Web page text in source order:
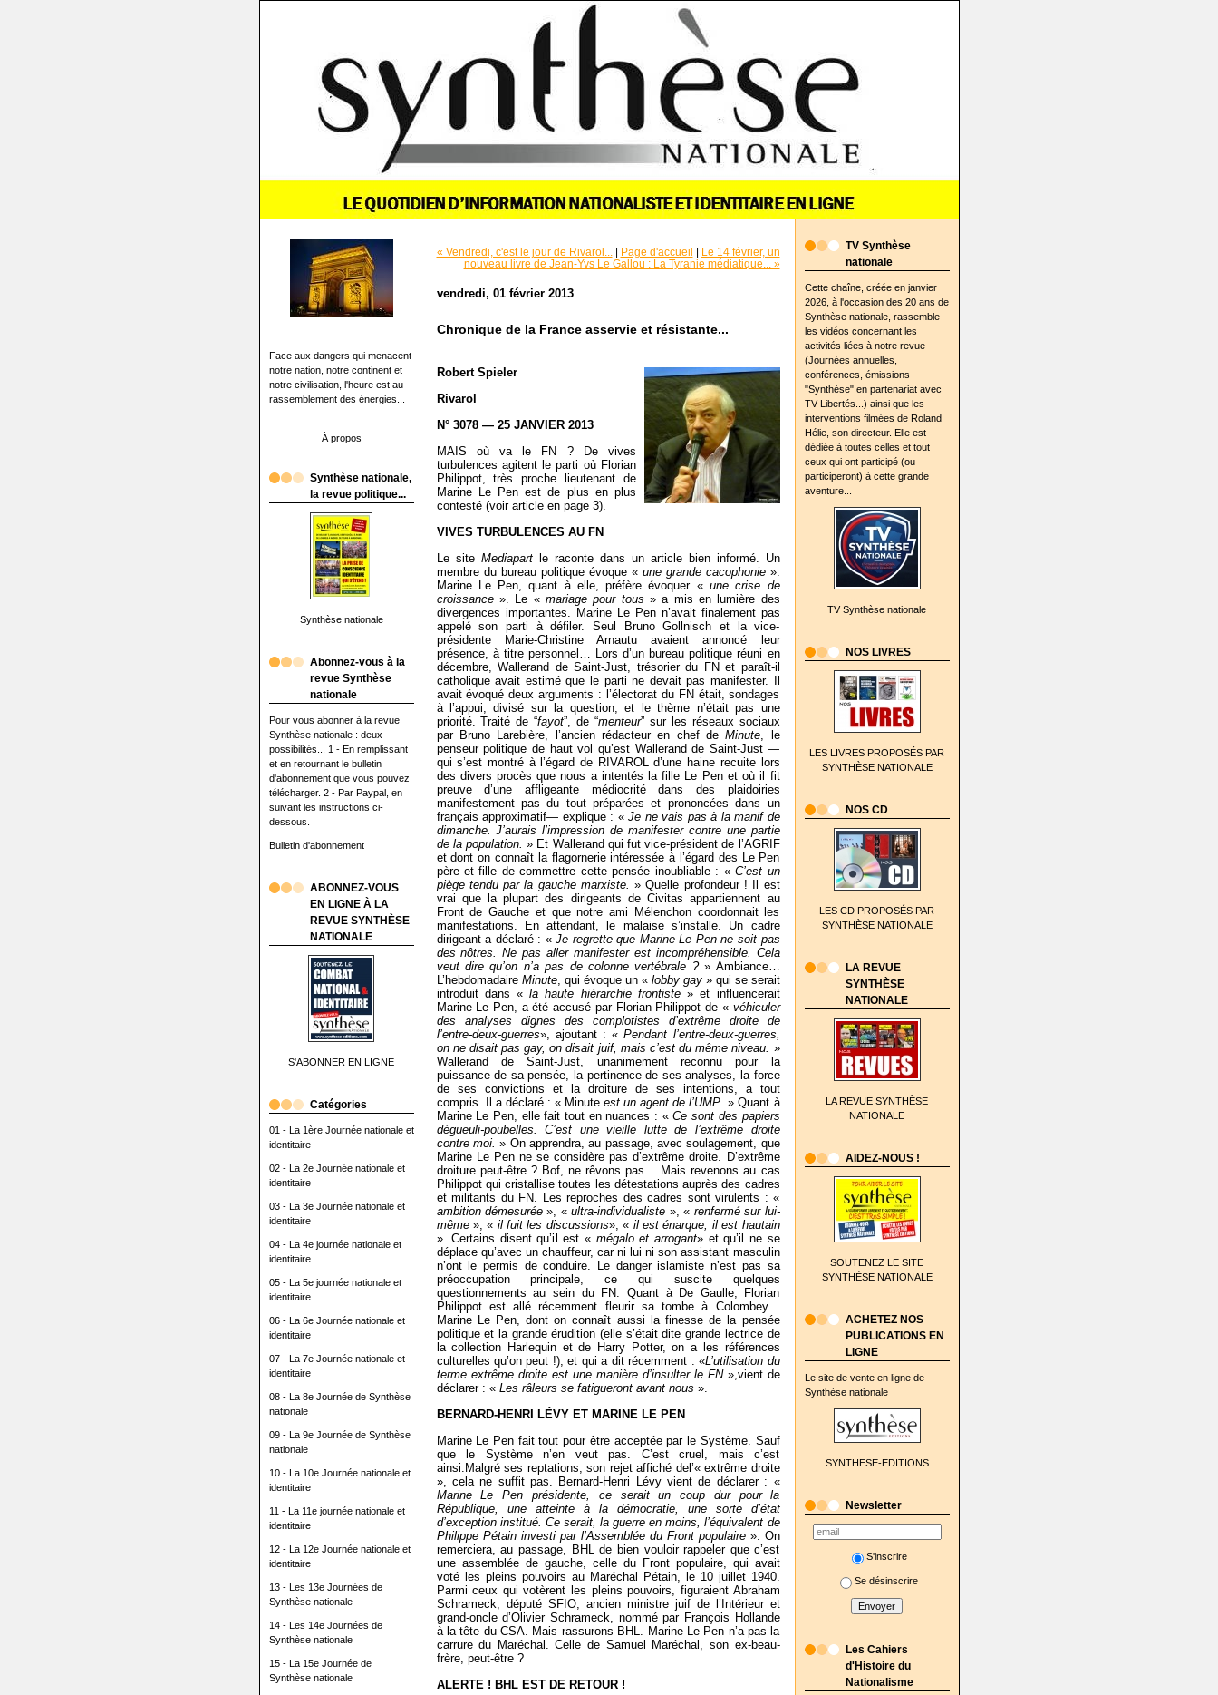
Face aux dangers qui menacent
notre nation, notre continent et
notre civilisation, l'heure est au
rassemblement des énergies...
À propos
Synthèse nationale,
la revue politique...
Synthèse nationale
Abonnez-vous à la
revue Synthèse
nationale
Pour vous abonner à la revue
Synthèse nationale : deux
possibilités... 1 - En remplissant
et en retournant le bulletin
d'abonnement que vous pouvez
télécharger. 2 - Par Paypal, en
suivant les instructions ci-
dessous.
Bulletin d'abonnement
ABONNEZ-VOUS
EN LIGNE À LA
REVUE SYNTHÈSE
NATIONALE
S'ABONNER EN LIGNE
Catégories
01 - La 1ère Journée nationale et
identitaire
02 - La 2e Journée nationale et
identitaire
03 - La 3e Journée nationale et
identitaire
04 - La 4e journée nationale et
identitaire
05 - La 5e journée nationale et
identitaire
06 - La 6e Journée nationale et
identitaire
07 - La 7e Journée nationale et
identitaire
08 - La 8e Journée de Synthèse
nationale
09 - La 9e Journée de Synthèse
nationale
10 - La 10e Journée nationale et
identitaire
11 - La 11e journée nationale et
identitaire
12 - La 12e Journée nationale et
identitaire
13 - Les 13e Journées de
Synthèse nationale
14 - Les 14e Journées de
Synthèse nationale
15 - La 15e Journée de
Synthèse nationale
TV Synthèse
nationale
Cette chaîne, créée en janvier
2026, à l'occasion des 20 ans de
Synthèse nationale, rassemble
les vidéos concernant les
activités liées à notre revue
(Journées annuelles,
conférences, émissions
"Synthèse" en partenariat avec
TV Libertés...) ainsi que les
interventions filmées de Roland
Hélie, son directeur. Elle est
dédiée à toutes celles et tout
ceux qui ont participé (ou
participeront) à cette grande
aventure...
TV Synthèse nationale
NOS LIVRES
LES LIVRES PROPOSÉS PAR
SYNTHÈSE NATIONALE
NOS CD
LES CD PROPOSÉS PAR
SYNTHÈSE NATIONALE
LA REVUE
SYNTHÈSE
NATIONALE
LA REVUE SYNTHÈSE
NATIONALE
AIDEZ-NOUS !
SOUTENEZ LE SITE
SYNTHÈSE NATIONALE
ACHETEZ NOS
PUBLICATIONS EN
LIGNE
Le site de vente en ligne de
Synthèse nationale
SYNTHESE-EDITIONS
Newsletter
S'inscrire
Se désinscrire
Les Cahiers
d'Histoire du
Nationalisme
« Vendredi, c'est le jour de Rivarol... | Page d'accueil | Le 14 février, un
nouveau livre de Jean-Yvs Le Gallou : La Tyranie médiatique... »
vendredi, 01 février 2013
Chronique de la France asservie et résistante...
Robert Spieler
Rivarol
N° 3078 — 25 JANVIER 2013
MAIS où va le FN ? De vives
turbulences agitent le parti où Florian
Philippot, très proche lieutenant de
Marine Le Pen est de plus en plus
contesté (voir article en page 3).
VIVES TURBULENCES AU FN
Le site Mediapartle raconte dans un article bien informé. Un
membre du bureau politique évoque « une grande cacophonie».
Marine Le Pen, quant à elle, préfère évoquer « une crise de
croissance». Le « mariage pour tous » a mis en lumière des
divergences importantes. Marine Le Pen n’avait finalement pas
appelé son parti à défiler. Seul Bruno Gollnisch et la vice-
présidente Marie-Christine Arnautu avaient annoncé leur
présence, à titre personnel… Lors d’un bureau politique réuni en
décembre, Wallerand de Saint-Just, trésorier du FN et paraît-il
catholique avait estimé que le parti ne devait pas manifester. Il
avait évoqué deux arguments : l’électorat du FN était, sondages
à l’appui, divisé sur la question, et le thème n’était pas une
priorité. Traité de “fayot”, de “menteur” sur les réseaux sociaux
par Bruno Larebière, l’ancien rédacteur en chef deMinute, le
penseur politique de haut vol qu’est Wallerand de Saint-Just —
qui s’est montré à l’égard de RIVAROL d’une haine recuite lors
des divers procès que nous a intentés la fille Le Pen et où il fit
preuve d’une affligeante médiocrité dans des plaidoiries
manifestement pas du tout préparées et prononcées dans un
français approximatif— explique : « Je ne vais pas à la manif de
dimanche. J’aurais l’impression de manifester contre une partie
de la population. » Et Wallerand qui fut vice-président de l’AGRIF
et dont on connaît la flagornerie intéressée à l’égard des Le Pen
père et fille de commettre cette pensée inoubliable : «C’est un
piège tendu par la gauche marxiste.» Quelle profondeur ! Il est
vrai que la plupart des dirigeants de Civitas appartiennent au
Front de Gauche et que notre ami Mélenchon coordonnait les
manifestations. En attendant, le malaise s’installe. Un cadre
dirigeant a déclaré : «Je regrette que Marine Le Pen ne soit pas
des nôtres. Ne pas aller manifester est incompréhensible. Cela
veut dire qu’on n’a pas de colonne vertébrale ?» Ambiance…
L’hebdomadaire Minute, qui évoque un « lobby gay» qui se serait
introduit dans «la haute hiérarchie frontiste» et influencerait
Marine Le Pen, a été accusé par Florian Philippot de « véhiculer
des analyses dignes des complotistes d’extrême droite de
l’entre-deux-guerres», ajoutant : «Pendant l’entre-deux-guerres,
on ne disait pas gay, on disait juif, mais c’est du même niveau. »
Wallerand de Saint-Just, unanimement reconnu pour la
puissance de sa pensée, la pertinence de ses analyses, la force
de ses convictions et la droiture de ses intentions, a tout
compris. Il a déclaré : « Minute est un agent de l’UMP. » Quant à
Marine Le Pen, elle fait tout en nuances : «Ce sont des papiers
dégueuli-poubelles. C’est une vieille lutte de l’extrême droite
contre moi. » On apprendra, au passage, avec soulagement, que
Marine Le Pen ne se considère pas d’extrême droite. D’extrême
droiture peut-être ? Bof, ne rêvons pas… Mais revenons au cas
Philippot qui cristallise toutes les détestations auprès des cadres
et militants du FN. Les reproches des cadres sont virulents : «
ambition démesurée», «ultra-individualiste », « renfermé sur lui-
même», « il fuit les discussions», « il est énarque, il est hautain
». Certains disent qu’il est « mégalo et arrogant» et qu’il ne se
déplace qu’avec un chauffeur, car ni lui ni son assistant masculin
n’ont le permis de conduire. Le danger islamiste n’est pas sa
préoccupation principale, ce qui suscite quelques
questionnements au sein du FN. Quant à De Gaulle, Florian
Philippot est allé récemment fleurir sa tombe à Colombey…
Marine Le Pen, dont on connaît aussi la finesse de la pensée
politique et la grande érudition (elle s’était dite grande lectrice de
la collection Harlequin et de Harry Potter, on a les références
culturelles qu’on peut !), et qui a dit récemment : «L’utilisation du
terme extrême droite est une manière d’insulter le FN»,vient de
déclarer : « Les râleurs se fatigueront avant nous ».
BERNARD-HENRI LÉVY ET MARINE LE PEN
Marine Le Pen fait tout pour être acceptée par le Système. Sauf
que le Système n’en veut pas. C’est cruel, mais c’est
ainsi.Malgré ses reptations, son rejet affiché del’« extrême droite
», cela ne suffit pas. Bernard-Henri Lévy vient de déclarer : «
Marine Le Pen présidente, ce serait un coup dur pour la
République, une atteinte à la démocratie, une sorte d’état
d’exception institué. Ce serait, la guerre en moins, l’équivalent de
Philippe Pétain investi par l’Assemblée du Front populaire». On
remerciera, au passage, BHL de bien vouloir rappeler que c’est
une assemblée de gauche, celle du Front populaire, qui avait
voté les pleins pouvoirs au Maréchal Pétain, le 10 juillet 1940.
Parmi ceux qui votèrent les pleins pouvoirs, figuraient Abraham
Schrameck, député SFIO, ancien ministre juif de l’Intérieur et
grand-oncle d’Olivier Schrameck, nommé par François Hollande
à la tête du CSA. Mais rassurons BHL. Marine Le Pen n’a pas la
carrure du Maréchal. Celle de Samuel Maréchal, son ex-beau-
frère, peut-être ?
ALERTE ! BHL EST DE RETOUR !